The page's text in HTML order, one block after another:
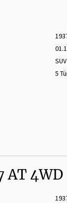
SUV
5
AT 4WD